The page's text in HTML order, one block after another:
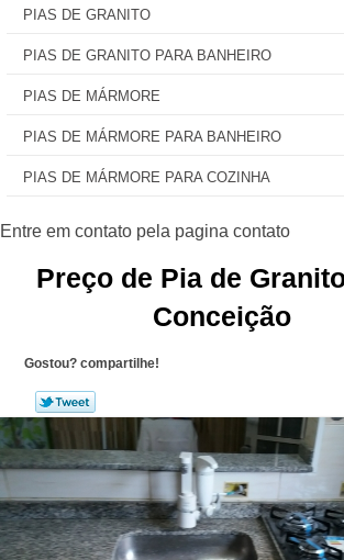
PIAS DE GRANITO
PIAS DE GRANITO PARA BANHEIRO
PIAS DE MÁRMORE
PIAS DE MÁRMORE PARA BANHEIRO
PIAS DE MÁRMORE PARA COZINHA
Preço de Pia de
Conceição
Gostou? compartilhe!